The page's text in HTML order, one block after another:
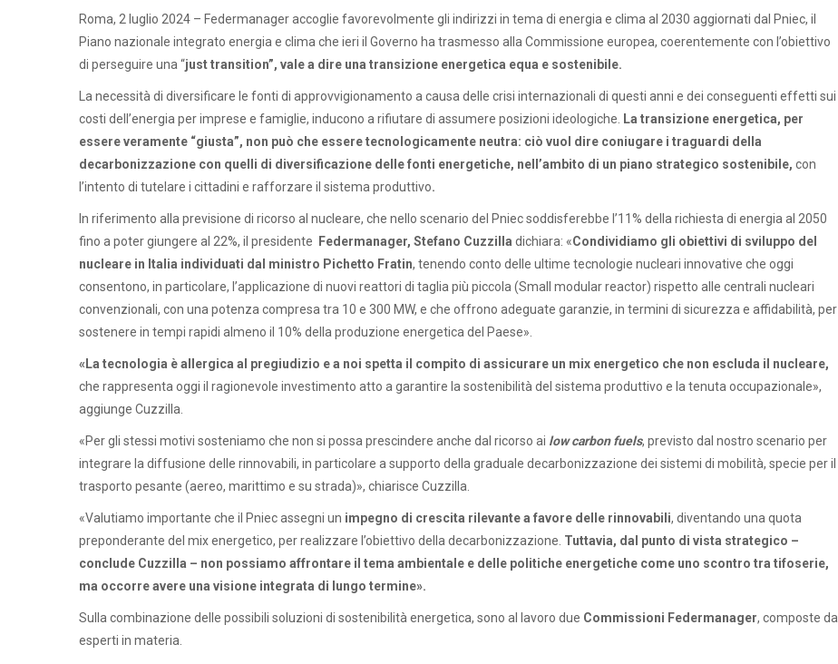
Roma, 2 luglio 2024 – Federmanager accoglie favorevolmente gli indirizzi in tema di energia e clima al 2030 aggiornati dal Pniec, il
Piano nazionale integrato energia e clima che ieri il Governo ha trasmesso alla Commissione europea, coerentemente con l’obiettivo
di perseguire una “just transition”, vale a dire una transizione energetica equa e sostenibile.
La necessità di diversificare le fonti di approvvigionamento a causa delle crisi internazionali di questi anni e dei conseguenti effetti sui
costi dell’energia per imprese e famiglie, inducono a rifiutare di assumere posizioni ideologiche.
La transizione energetica, per
essere veramente “giusta”, non può che essere tecnologicamente neutra: ciò vuol dire coniugare i traguardi della
decarbonizzazione con quelli di diversificazione delle fonti energetiche, nell’ambito di un piano strategico sostenibile, con
l’intento di tutelare i cittadini e rafforzare il sistema produttivo.
In riferimento alla previsione di ricorso al nucleare, che nello scenario del Pniec soddisferebbe l’11% della richiesta di energia al 2050
fino a poter giungere al 22%, il presidente
Federmanager, Stefano Cuzzilla dichiara: «Condividiamo gli obiettivi di sviluppo del
nucleare in Italia individuati dal ministro Pichetto Fratin, tenendo conto delle ultime tecnologie nucleari innovative che oggi
consentono, in particolare, l’applicazione di nuovi reattori di taglia più piccola (Small modular reactor) rispetto alle centrali nucleari
convenzionali, con una potenza compresa tra 10 e 300 MW, e che offrono adeguate garanzie, in termini di sicurezza e affidabilità, per
sostenere in tempi rapidi almeno il 10% della produzione energetica del Paese».
«La tecnologia è allergica al pregiudizio e a noi spetta il compito di assicurare un mix energetico che non escluda il nucleare,
che rappresenta oggi il ragionevole investimento atto a garantire la sostenibilità del sistema produttivo e la tenuta occupazionale»,
aggiunge Cuzzilla.
«Per gli stessi motivi sosteniamo che non si possa prescindere anche dal ricorso ai low carbon fuels, previsto dal nostro scenario per
integrare la diffusione delle rinnovabili, in particolare a supporto della graduale decarbonizzazione dei sistemi di mobilità, specie per il
trasporto pesante (aereo, marittimo e su strada)», chiarisce Cuzzilla.
«Valutiamo importante che il Pniec assegni un impegno di crescita rilevante a favore delle rinnovabili, diventando una quota
preponderante del mix energetico, per realizzare l’obiettivo della decarbonizzazione. Tuttavia, dal punto di vista strategico –
conclude Cuzzilla – non possiamo affrontare il tema ambientale e delle politiche energetiche come uno scontro tra tifoserie,
ma occorre avere una visione integrata di lungo termine».
Sulla combinazione delle possibili soluzioni di sostenibilità energetica, sono al lavoro due Commissioni Federmanager, composte da
esperti in materia.